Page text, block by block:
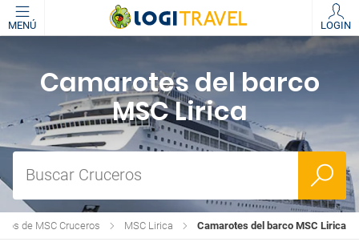
MENÚ LOGIN
Camarotes del barco
MSC Lirica
Buscar Cruceros
Camarotes del barco MSC Lirica
MSC Lirica
de MSC Cruceros